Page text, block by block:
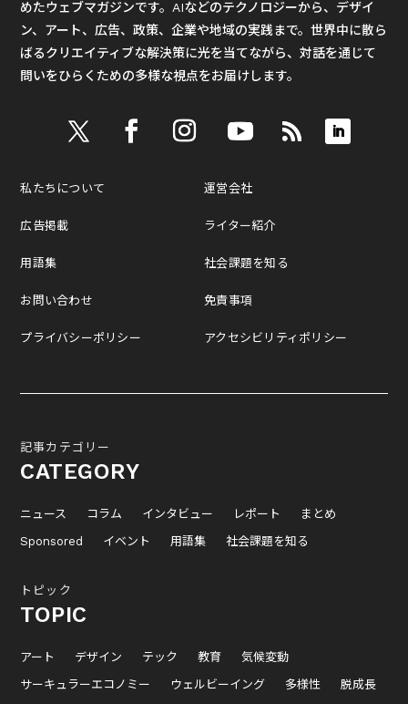
めたウェブマガジンです。AIなどのテクノロジーから、デザイ
ン、アート、広告、政策、企業や地域の実践まで。世界中に散ら
ばるクリエイティブな解決策に光を当てながら、対話を通じて
問いをひらくための多様な視点をお届けします。
私たちについて
広告掲載
用語集
お問い合わせ
プライバシーポリシー
運営会社
ライター紹介
社会課題を知る
免責事項
アクセシビリティポリシー
記事カテゴリー
CATEGORY
ニュース コラム インタビュー レポート
まとめ
Sponsored
イベント 用語集 社会課題を知る
トピック
TOPIC
アート デザイン テック 教育
気候変動
サーキュラーエコノミー
ウェルビーイング 多様性 脱成長